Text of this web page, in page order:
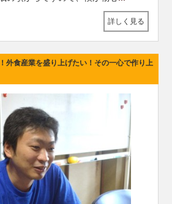
詳しく見る
外食産業を盛り上げたい！その一心で作り上